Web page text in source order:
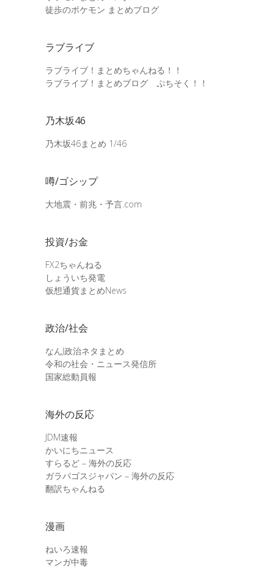
徒歩のポケモン まとめブログ
ラブライブ
ラブライブ！まとめちゃんねる！！
ラブライブ！まとめブログ ぷちそく！！
乃木坂46
乃木坂46まとめ 1/46
噂/ゴシップ
大地震・前兆・予言.com
投資/お金
FX2ちゃんねる
しょういち発電
仮想通貨まとめNews
政治/社会
なんJ政治ネタまとめ
令和の社会・ニュース発信所
国家総動員報
海外の反応
JDM速報
かいにちニュース
すらるど – 海外の反応
ガラパゴスジャパン – 海外の反応
翻訳ちゃんねる
漫画
ねいろ速報
マンガ中毒